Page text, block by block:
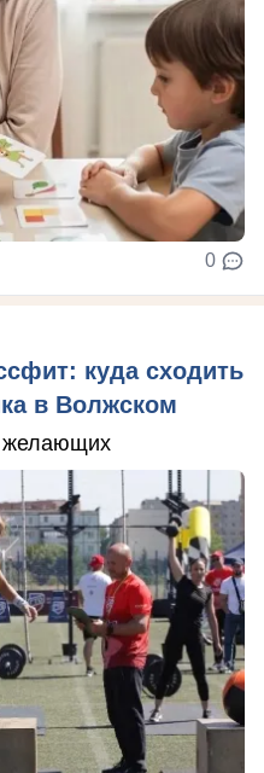
0
куда сходить
в Волжском
желающих